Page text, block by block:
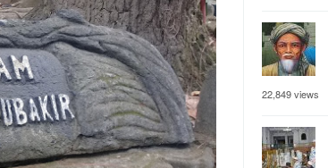
22,849 views